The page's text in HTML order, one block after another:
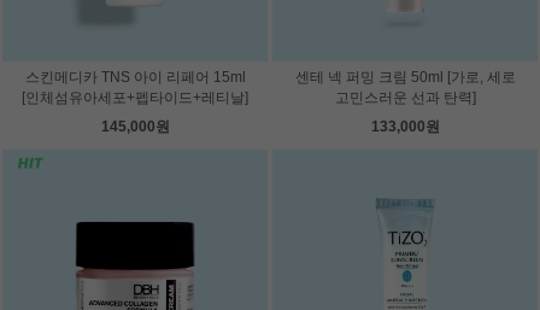
스킨메디카 TNS 아이 리페어 15ml
[인체섬유아세포+펩타이드+레티날]
145,000원
센테 넥 퍼밍 크림 50ml [가로, 세로
고민스러운 선과 탄력]
133,000원